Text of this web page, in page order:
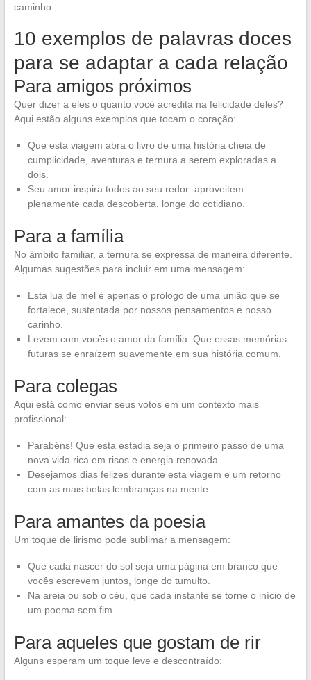
caminho.
10 exemplos de palavras doces
para se adaptar a cada relação
Para amigos próximos
Quer dizer a eles o quanto você acredita na felicidade deles?
Aqui estão alguns exemplos que tocam o coração:
Que esta viagem abra o livro de uma história cheia de
cumplicidade, aventuras e ternura a serem exploradas a
dois.
Seu amor inspira todos ao seu redor: aproveitem
plenamente cada descoberta, longe do cotidiano.
Para a família
No âmbito familiar, a ternura se expressa de maneira diferente.
Algumas sugestões para incluir em uma mensagem:
Esta lua de mel é apenas o prólogo de uma união que se
fortalece, sustentada por nossos pensamentos e nosso
carinho.
Levem com vocês o amor da família. Que essas memórias
futuras se enraízem suavemente em sua história comum.
Para colegas
Aqui está como enviar seus votos em um contexto mais
profissional:
Parabéns! Que esta estadia seja o primeiro passo de uma
nova vida rica em risos e energia renovada.
Desejamos dias felizes durante esta viagem e um retorno
com as mais belas lembranças na mente.
Para amantes da poesia
Um toque de lirismo pode sublimar a mensagem:
Que cada nascer do sol seja uma página em branco que
vocês escrevem juntos, longe do tumulto.
Na areia ou sob o céu, que cada instante se torne o início de
um poema sem fim.
Para aqueles que gostam de rir
Alguns esperam um toque leve e descontraído: